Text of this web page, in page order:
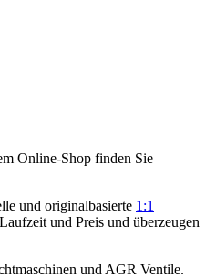
Online-Shop finden Sie
und originalbasierte 1:1
und Preis und überzeugen
und AGR Ventile.